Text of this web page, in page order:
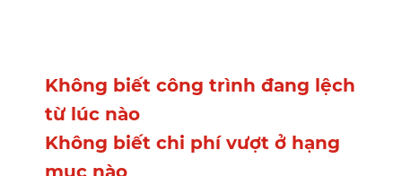
Không biết công trình đang lệch
từ lúc nào
Không biết chi phí vượt ở hạng
mục nào